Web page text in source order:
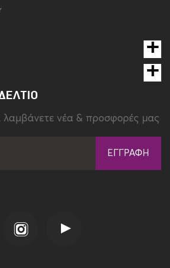
λαμβάνετε νέα & προσφορές μας
ΕΓΓΡΑΦΉ